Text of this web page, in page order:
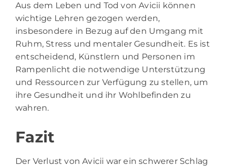
Aus dem Leben und Tod von Avicii können
wichtige Lehren gezogen werden,
insbesondere in Bezug auf den Umgang mit
Ruhm, Stress und mentaler Gesundheit. Es ist
entscheidend, Künstlern und Personen im
Rampenlicht die notwendige Unterstützung
und Ressourcen zur Verfügung zu stellen, um
ihre Gesundheit und ihr Wohlbefinden zu
wahren.
Fazit
Der Verlust von Avicii war ein schwerer Schlag